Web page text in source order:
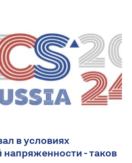
в условиях
напряженности - таков